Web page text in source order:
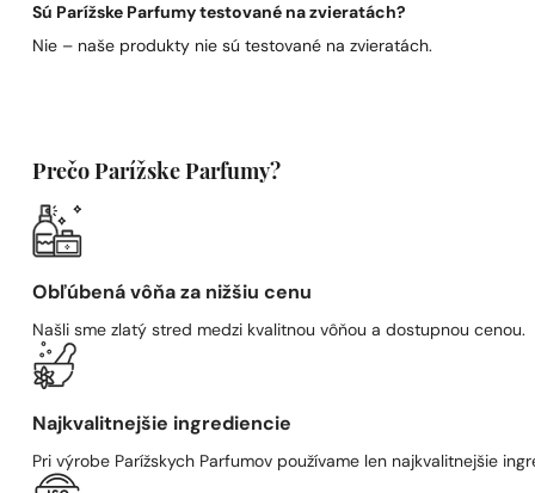
Sú Parížske Parfumy testované na zvieratách?
Nie – naše produkty nie sú testované na zvieratách.
Prečo Parížske Parfumy?
Obľúbená vôňa za nižšiu cenu
Našli sme zlatý stred medzi kvalitnou vôňou a dostupnou cenou.
Najkvalitnejšie ingrediencie
Pri výrobe Parížskych Parfumov používame len najkvalitnejšie